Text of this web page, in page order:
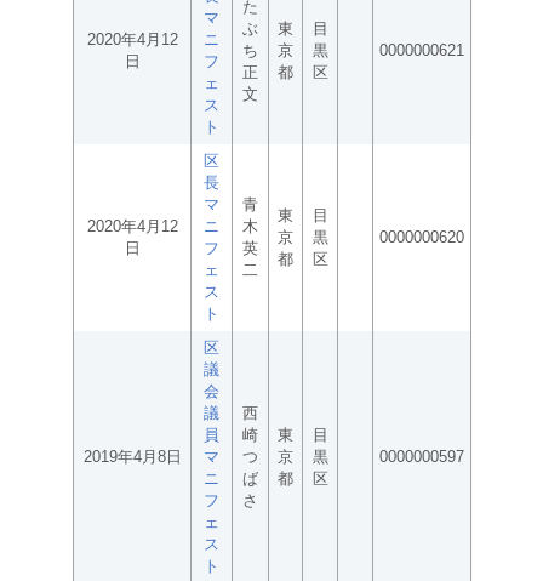
2020年4月12
日
マ
ニ
フ
ェ
ス
ト
た
ぶ
ち
正
文
東
京
都
目
黒
区
0000000621
2020年4月12
日
区
長
マ
ニ
フ
ェ
ス
ト
青
木
英
二
東
京
都
目
黒
区
0000000620
2019年4月8日
区
議
会
議
員
マ
ニ
フ
ェ
ス
ト
西
崎
つ
ば
さ
東
京
都
目
黒
区
0000000597